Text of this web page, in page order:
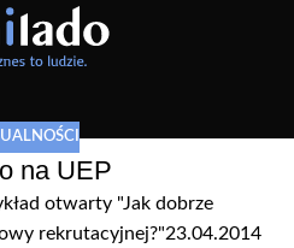
na UEP
otwarty "Jak dobrze
rekrutacyjnej?"23.04.2014